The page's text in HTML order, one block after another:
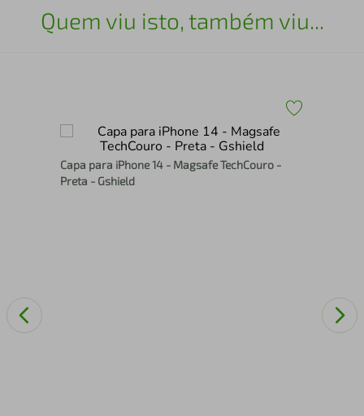
Quem viu isto, também viu...
Capa para iPhone 14 - Magsafe TechCouro -
Preta - Gshield